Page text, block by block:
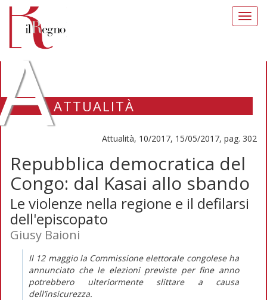
ATTUALITÀ
Attualità, 10/2017, 15/05/2017, pag. 302
Repubblica democratica del
Congo: dal Kasai allo sbando
Le violenze nella regione e il defilarsi
dell'episcopato
Giusy Baioni
Il 12 maggio la Commissione elettorale congolese ha
annunciato che le elezioni previste per fine anno
potrebbero ulteriormente slittare a causa
dell’insicurezza.